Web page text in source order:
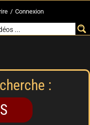
/ Connexion
: